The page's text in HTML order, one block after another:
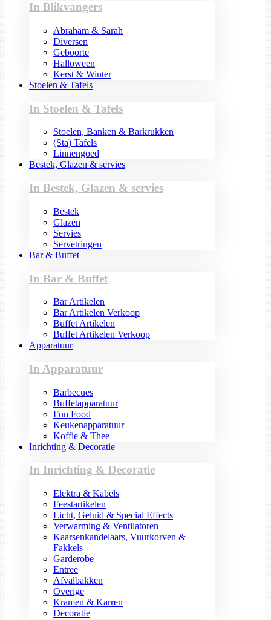
In Blikvangers
Abraham & Sarah
Diversen
Geboorte
Halloween
Kerst & Winter
Stoelen & Tafels
In Stoelen & Tafels
Stoelen, Banken & Barkrukken
(Sta) Tafels
Linnengoed
Bestek, Glazen & servies
In Bestek, Glazen & servies
Bestek
Glazen
Servies
Servetringen
Bar & Buffet
In Bar & Buffet
Bar Artikelen
Bar Artikelen Verkoop
Buffet Artikelen
Buffet Artikelen Verkoop
Apparatuur
In Apparatuur
Barbecues
Buffetapparatuur
Fun Food
Keukenapparatuur
Koffie & Thee
Inrichting & Decoratie
In Inrichting & Decoratie
Elektra & Kabels
Feestartikelen
Licht, Geluid & Special Effects
Verwarming & Ventilatoren
Kaarsenkandelaars, Vuurkorven &
Fakkels
Garderobe
Entree
Afvalbakken
Overige
Kramen & Karren
Decoratie